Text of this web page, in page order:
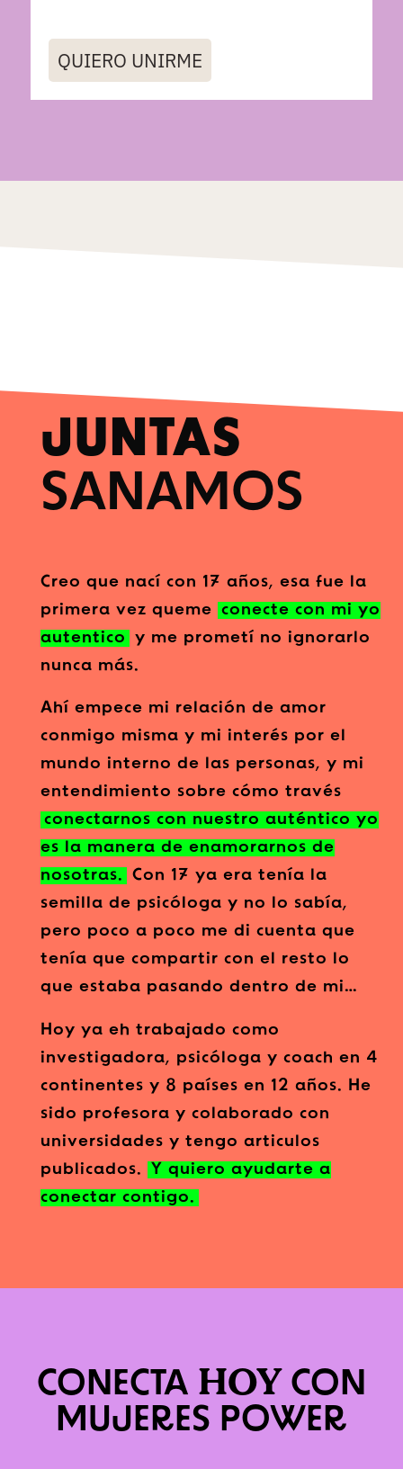
QUIERO UNIRME
JUNTAS
SANAMOS
Creo que nací con 17 años, esa fue la
primera vez queme conecte con mi yo
autentico
y me prometí no ignorarlo
nunca más.
Ahí empece mi relación de amor
conmigo misma y mi interés por el
mundo interno de las personas, y mi
entendimiento sobre cómo través
conectarnos con nuestro auténtico yo
es la manera de enamorarnos de
nosotras.
Con 17 ya era tenía la
semilla de psicóloga y no lo sabía,
pero poco a poco me di cuenta que
tenía que compartir con el resto lo
que estaba pasando dentro de mi…
Hoy ya eh trabajado como
investigadora, psicóloga y coach en 4
continentes y 8 países en 12 años. He
sido profesora y colaborado con
universidades y tengo articulos
publicados.
Y quiero ayudarte a
conectar contigo.
CONECTA HOY CON
MUJERES POWER